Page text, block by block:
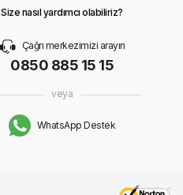
Size nasıl yardımcı olabiliriz?
Çağrı merkezimizi arayın
0850 885 15 15
veya
WhatsApp Destek